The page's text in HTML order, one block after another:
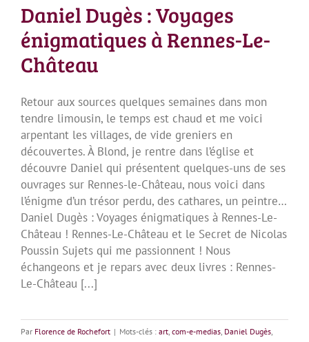
Daniel Dugès : Voyages
énigmatiques à Rennes-Le-
Château
Retour aux sources quelques semaines dans mon
tendre limousin, le temps est chaud et me voici
arpentant les villages, de vide greniers en
découvertes. À Blond, je rentre dans l’église et
découvre Daniel qui présentent quelques-uns de ses
ouvrages sur Rennes-le-Château, nous voici dans
l’énigme d’un trésor perdu, des cathares, un peintre…
Daniel Dugès : Voyages énigmatiques à Rennes-Le-
Château ! Rennes-Le-Château et le Secret de Nicolas
Poussin Sujets qui me passionnent ! Nous
échangeons et je repars avec deux livres : Rennes-
Le-Château [...]
Par Florence de Rochefort | Mots-clés : art, com-e-medias, Daniel Dugès,